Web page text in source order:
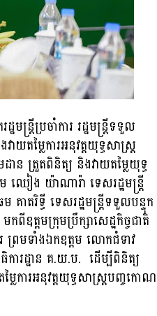
ន្ត្រីប្រចាំការ រដ្ឋមន្ត្រីទទួល
យតម្លៃការអនុវត្ដយុទ្ធសាស្រ្ដ
ត្រួតពិនិត្យ និងវាយតម្លៃយុទ្ធ
ៀង យ៉ាណារ៉ា ទេសរដ្ឋមន្ត្រី
ាតរិទ្ធី ទេសរដ្ឋមន្រ្ដីទទួលបន្ទុក
ត្ដមក្រុមប្រឹក្សាសេដ្ឋកិច្ចជាតិ
ព្រមទាំងឯកឧត្ដម លោកជំទាវ
ការដ្ឋាន គ.យ.ប. ដើម្បីពិនិត្យ
ៃការអនុវត្តយុទ្ធសាស្ត្របញ្ចកោណ